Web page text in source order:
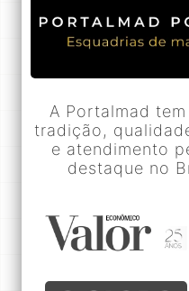
A Portalmad
tradição,
e atendimento
destaque no